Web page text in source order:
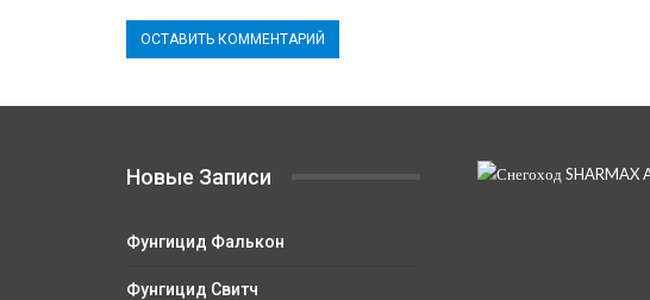
Новые Записи
Фунгицид Фалькон
Фунгицид Свитч